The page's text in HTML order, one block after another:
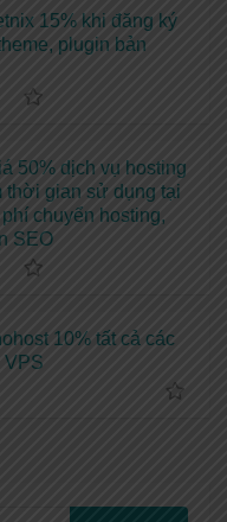
15% khi đăng ký
plugin bản
50% dịch vụ hosting
thời gian sử dụng tại
chuyển hosting,
SEO
10% tất cả các
VPS